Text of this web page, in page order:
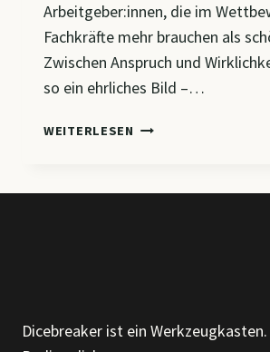
Arbeitgeber:innen, die im
Fachkräfte mehr brauchen als
Zwischen Anspruch und
so ein ehrliches Bild –…
WEITERLESEN WIE
Dicebreaker ist ein Werkzeugkasten.